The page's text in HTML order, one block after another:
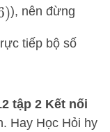
) ), nên đừng
tiếp bộ số
tập 2 Kết nối
Hay Học Hỏi hy